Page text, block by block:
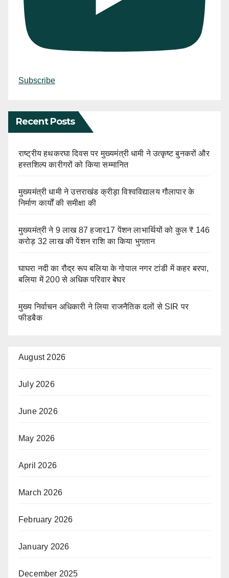
Subscribe
Recent Posts
राष्ट्रीय हथकरघा दिवस पर मुख्यमंत्री धामी ने उत्कृष्ट बुनकरों और
हस्तशिल्प कारीगरों को किया सम्मानित
मुख्यमंत्री धामी ने उत्तराखंड क्रीड़ा विश्वविद्यालय गौलापार के
निर्माण कार्यों की समीक्षा की
मुख्यमंत्री ने 9 लाख 87 हजार17 पेंशन लाभार्थियों को कुल ₹ 146
करोड़ 32 लाख की पेंशन राशि का किया भुगतान
घाघरा नदी का रौद्र रूप बलिया के गोपाल नगर टांडी में कहर बरपा,
बलिया में 200 से अधिक परिवार बेघर
मुख्य निर्वाचन अधिकारी ने लिया राजनैतिक दलों से SIR पर
फीडबैक
August 2026
July 2026
June 2026
May 2026
April 2026
March 2026
February 2026
January 2026
December 2025